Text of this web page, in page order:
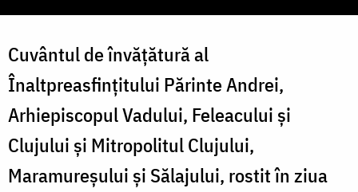
Cuvântul de învățătură al
Înaltpreasfințitului Părinte Andrei,
Arhiepiscopul Vadului, Feleacului și
Clujului și Mitropolitul Clujului,
Maramureșului și Sălajului, rostit în ziua